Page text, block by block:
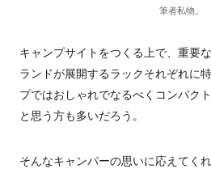
筆者私物。
キャンプサイトをつくる上で、重要
ランドが展開するラックそれぞれに
プではおしゃれでなるべくコンパク
と思う方も多いだろう。
そんなキャンパーの思いに応えてく